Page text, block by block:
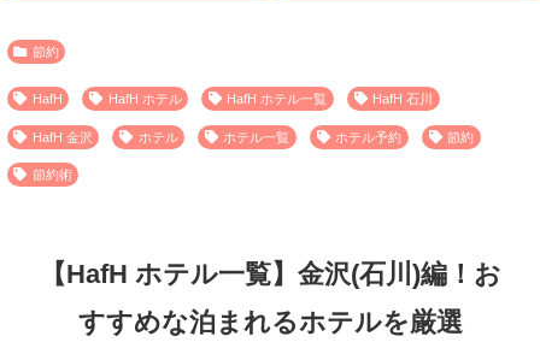
節約
HafH HafH ホテル HafH ホテル一覧 HafH 石川
HafH 金沢 ホテル ホテル一覧 ホテル予約 節約
節約術
【HafH ホテル一覧】金沢(石川)編！お
すすめな泊まれるホテルを厳選